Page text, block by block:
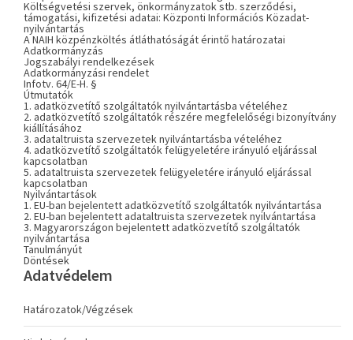
Költségvetési szervek, önkormányzatok stb. szerződési,
támogatási, kifizetési adatai: Központi Információs Közadat-
nyilvántartás
A NAIH közpénzköltés átláthatóságát érintő határozatai
Adatkormányzás
Jogszabályi rendelkezések
Adatkormányzási rendelet
Infotv. 64/E-H. §
Útmutatók
1. adatközvetítő szolgáltatók nyilvántartásba vételéhez
2. adatközvetítő szolgáltatók részére megfelelőségi bizonyítvány
kiállításához
3. adataltruista szervezetek nyilvántartásba vételéhez
4. adatközvetítő szolgáltatók felügyeletére irányuló eljárással
kapcsolatban
5. adataltruista szervezetek felügyeletére irányuló eljárással
kapcsolatban
Nyilvántartások
1. EU-ban bejelentett adatközvetítő szolgáltatók nyilvántartása
2. EU-ban bejelentett adataltruista szervezetek nyilvántartása
3. Magyarországon bejelentett adatközvetítő szolgáltatók
nyilvántartása
Tanulmányút
Döntések
Adatvédelem
Határozatok/Végzések